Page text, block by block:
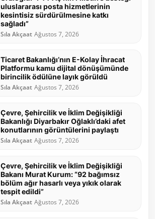
uluslararası posta hizmetlerinin
kesintisiz sürdürülmesine katkı
sağladı”
Sıla Akçaat Ağustos 7, 2026
Ticaret Bakanlığı’nın E-Kolay İhracat
Platformu kamu dijital dönüşümünde
birincilik ödülüne layık görüldü
Sıla Akçaat Ağustos 7, 2026
Çevre, Şehircilik ve İklim Değişikliği
Bakanlığı Diyarbakır Oğlaklı’daki afet
konutlarının görüntülerini paylaştı
Sıla Akçaat Ağustos 7, 2026
Çevre, Şehircilik ve İklim Değişikliği
Bakanı Murat Kurum: “92 bağımsız
bölüm ağır hasarlı veya yıkık olarak
tespit edildi”
Sıla Akçaat Ağustos 7, 2026